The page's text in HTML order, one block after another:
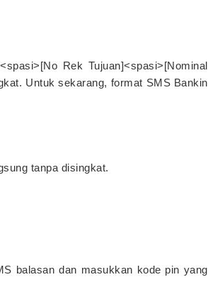
Rek Tujuan]<spasi>[Nominal
Untuk sekarang, format SMS Bankin
tanpa disingkat.
balasan dan masukkan kode pin yang